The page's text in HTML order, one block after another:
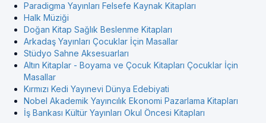
Paradigma Yayınları Felsefe Kaynak Kitapları
Halk Müziği
Doğan Kitap Sağlık Beslenme Kitapları
Arkadaş Yayınları Çocuklar İçin Masallar
Stüdyo Sahne Aksesuarları
Altın Kitaplar - Boyama ve Çocuk Kitapları Çocuklar İçin
Masallar
Kırmızı Kedi Yayınevi Dünya Edebiyati
Nobel Akademik Yayıncılık Ekonomi Pazarlama Kitapları
İş Bankası Kültür Yayınları Okul Öncesi Kitapları